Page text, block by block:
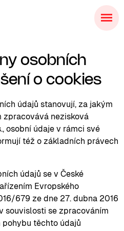
osobních
o cookies
údajů stanovují, za jakým
zpracovává nezisková
osobní údaje v rámci své
též o základních právech
údajů se v České
Evropského
679 ze dne 27. dubna 2016
souvislosti se zpracováním
pohybu těchto údajů